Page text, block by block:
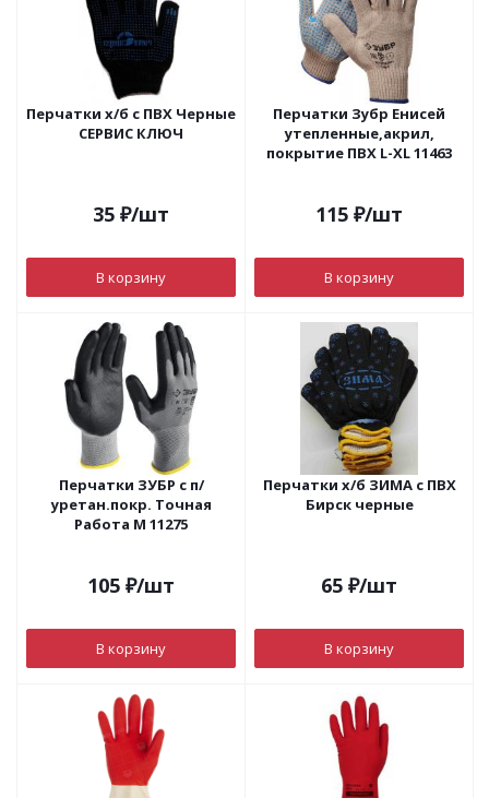
Перчатки х/б с ПВХ Черные
СЕРВИС КЛЮЧ
35 ₽/шт
В корзину
Перчатки Зубр Енисей
утепленные,акрил,
покрытие ПВХ L-XL 11463
115 ₽/шт
В корзину
Перчатки ЗУБР с п/
уретан.покр. Точная
Работа М 11275
105 ₽/шт
В корзину
Перчатки х/б ЗИМА с ПВХ
Бирск черные
65 ₽/шт
В корзину